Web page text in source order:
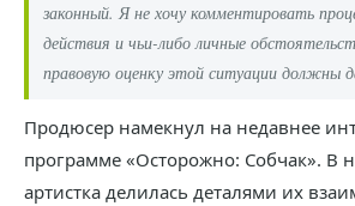
законный. Я не хочу комментировать
действия и чьи-либо личные
правовую оценку этой ситуации должны
Продюсер намекнул на недавнее
программе «Осторожно: Собчак». В
артистка делилась деталями их